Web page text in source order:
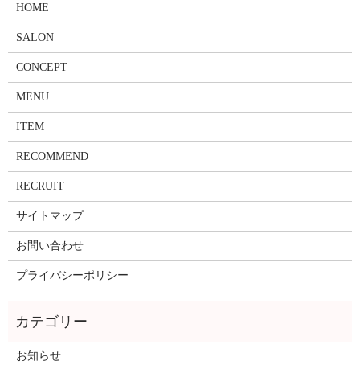
HOME
SALON
CONCEPT
MENU
ITEM
RECOMMEND
RECRUIT
サイトマップ
お問い合わせ
プライバシーポリシー
お知らせ